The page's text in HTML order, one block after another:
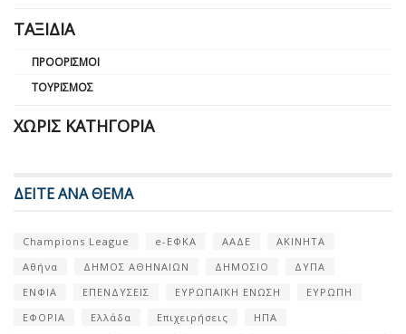
ΤΑΞΊΔΙΑ
ΠΡΟΟΡΙΣΜΟΊ
ΤΟΥΡΙΣΜΌΣ
ΧΩΡΊΣ ΚΑΤΗΓΟΡΊΑ
ΔΕΙΤΕ ΑΝΑ ΘΕΜΑ
Champions League e-ΕΦΚΑ ΑΑΔΕ
ΑΚΙΝΗΤΑ
Αθήνα
ΔΗΜΟΣ ΑΘΗΝΑΙΩΝ ΔΗΜΟΣΙΟ
ΔΥΠΑ
ΕΝΦΙΑ
ΕΠΕΝΔΥΣΕΙΣ ΕΥΡΩΠΑΪΚΗ ΕΝΩΣΗ
ΕΥΡΩΠΗ
ΕΦΟΡΙΑ
Ελλάδα Επιχειρήσεις
ΗΠΑ